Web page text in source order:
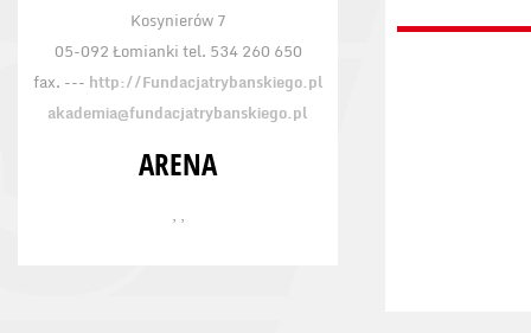
Kosynierów 7
05-092 Łomianki tel. 534 260 650
fax. --- http://Fundacjatrybanskiego.pl
akademia@fundacjatrybanskiego.pl
ARENA
, ,